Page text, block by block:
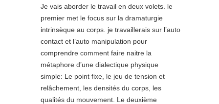
Je vais aborder le travail en deux volets. le
premier met le focus sur la dramaturgie
intrinsèque au corps. je travaillerais sur l’auto
contact et l’auto manipulation pour
comprendre comment faire naitre la
métaphore d’une dialectique physique
simple: Le point fixe, le jeu de tension et
relâchement, les densités du corps, les
qualités du mouvement. Le deuxième